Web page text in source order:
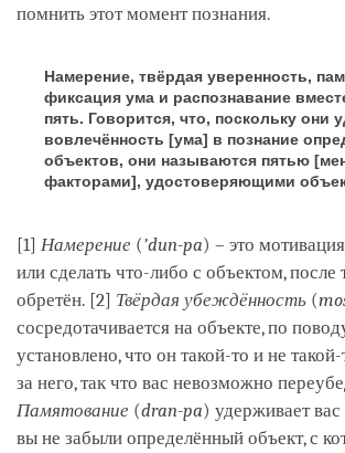
помнить этот момент познания.
Намерение, твёрдая уверенность,
фиксация ума и распознавание
пять. Говорится, что, поскольку они
вовлечённость [ума] в познание
объектов, они называются пятью
факторами], удостоверяющими
[1] Намерение (’dun-pa) – это
или сделать что-либо с объектом, после
обретён. [2] Твёрдая убеждённость (
сосредотачивается на объекте, по
установлено, что он такой-то и не
за него, так что вас невозможно
Памятование (dran-pa) удерживает вас
вы не забыли определённый объект, с